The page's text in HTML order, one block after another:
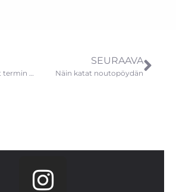
Oletko jo kuullut termin Flexaus?
SEURAAVA
Näin katat noutopöydän